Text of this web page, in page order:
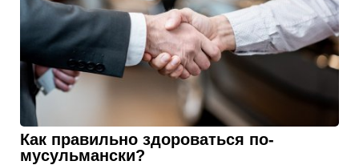
Как правильно здороваться по-
мусульмански?